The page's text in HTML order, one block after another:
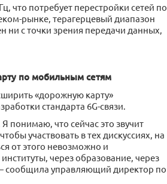
что потребует перестройки сетей по
рынке, терагерцевый диапазон
ни с точки зрения передачи данных,
по мобильным сетям
«дорожную карту»
стандарта 6G-связи.
понимаю, что сейчас это звучит
участвовать в тех дискуссиях, на
от этого невозможно и
через образование, через
сообщила управляющий директор по